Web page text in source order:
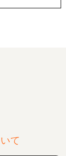
て